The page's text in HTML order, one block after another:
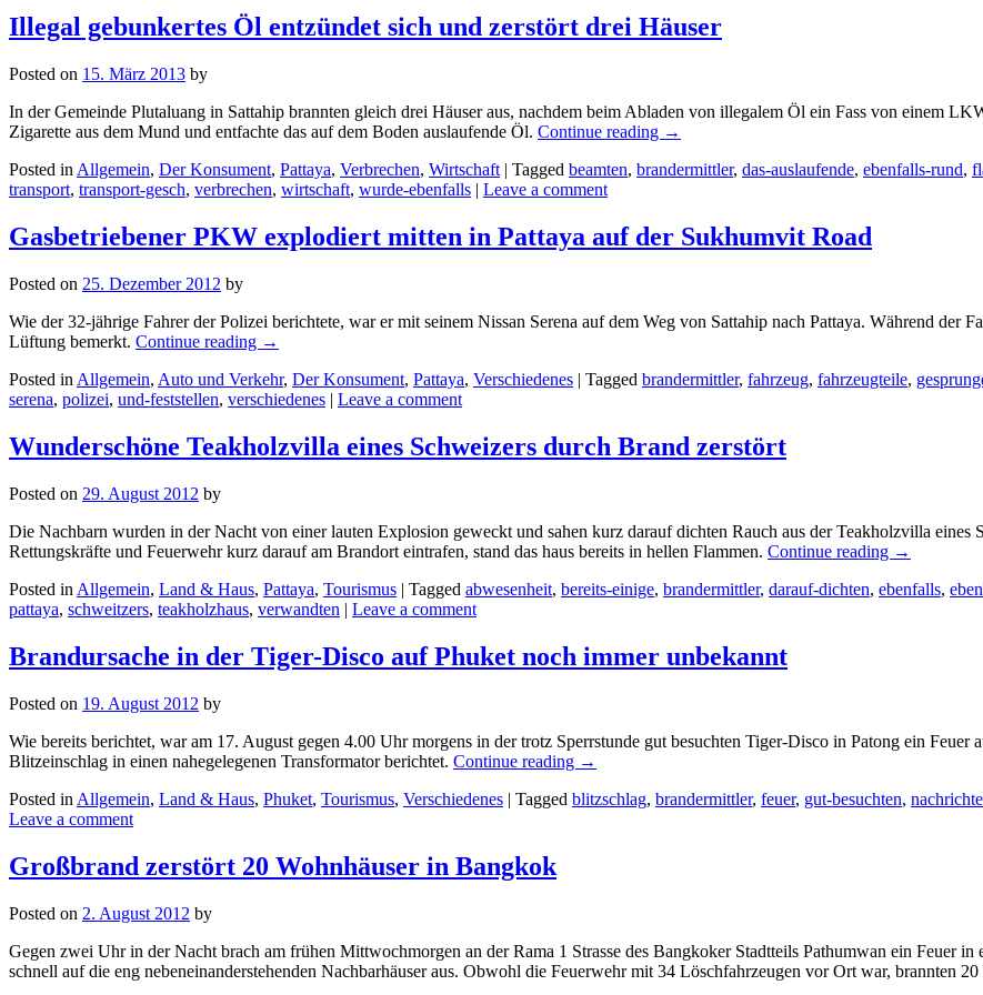
Illegal gebunkertes Öl entzündet sich und zerstört drei Häuser
Posted on 15. März 2013 by
In der Gemeinde Plutaluang in Sattahip brannten gleich drei Häuser aus, nachdem beim Abladen von illegalem Öl ein Fass von einem
Zigarette aus dem Mund und entfachte das auf dem Boden auslaufende Öl. Continue reading →
Posted in Allgemein, Der Konsument, Pattaya, Verbrechen, Wirtschaft | Tagged beamten, brandermittler, das-auslaufende, ebenfalls-rund,
transport, transport-gesch, verbrechen, wirtschaft, wurde-ebenfalls | Leave a comment
Gasbetriebener PKW explodiert mitten in Pattaya auf der Sukhumvit Road
Posted on 25. Dezember 2012 by
Wie der 32-jährige Fahrer der Polizei berichtete, war er mit seinem Nissan Serena auf dem Weg von Sattahip nach Pattaya. Während der
Lüftung bemerkt. Continue reading →
Posted in Allgemein, Auto und Verkehr, Der Konsument, Pattaya, Verschiedenes | Tagged brandermittler, fahrzeug, fahrzeugteile,
serena, polizei, und-feststellen, verschiedenes | Leave a comment
Wunderschöne Teakholzvilla eines Schweizers durch Brand zerstört
Posted on 29. August 2012 by
Die Nachbarn wurden in der Nacht von einer lauten Explosion geweckt und sahen kurz darauf dichten Rauch aus der Teakholzvilla eines
Rettungskräfte und Feuerwehr kurz darauf am Brandort eintrafen, stand das haus bereits in hellen Flammen. Continue reading →
Posted in Allgemein, Land & Haus, Pattaya, Tourismus | Tagged abwesenheit, bereits-einige, brandermittler, darauf-dichten, ebenfalls,
pattaya, schweitzers, teakholzhaus, verwandten | Leave a comment
Brandursache in der Tiger-Disco auf Phuket noch immer unbekannt
Posted on 19. August 2012 by
Wie bereits berichtet, war am 17. August gegen 4.00 Uhr morgens in der trotz Sperrstunde gut besuchten Tiger-Disco in Patong ein Feuer
Blitzeinschlag in einen nahegelegenen Transformator berichtet. Continue reading →
Posted in Allgemein, Land & Haus, Phuket, Tourismus, Verschiedenes | Tagged blitzschlag, brandermittler, feuer, gut-besuchten,
Leave a comment
Großbrand zerstört 20 Wohnhäuser in Bangkok
Posted on 2. August 2012 by
Gegen zwei Uhr in der Nacht brach am frühen Mittwochmorgen an der Rama 1 Strasse des Bangkoker Stadtteils Pathumwan ein Feuer in
schnell auf die eng nebeneinanderstehenden Nachbarhäuser aus. Obwohl die Feuerwehr mit 34 Löschfahrzeugen vor Ort war, brannten